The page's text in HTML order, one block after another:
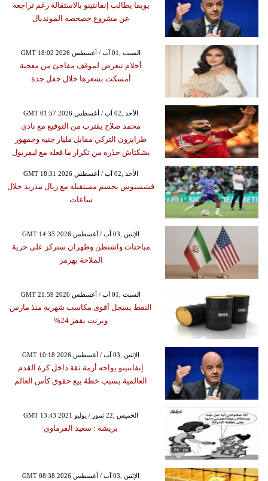
يويفا يطالب إنفانتينو بالاستقالة رغم تراجعه
عن مشروع خصخصة المونديال
GMT 18:02 2026 السبت ,01 آب / أغسطس
أحلام تتعرض لموقف مفاجئ من معجبة
أمسكت بشعرها خلال حفل جدة
GMT 01:57 2026 الأحد ,02 آب / أغسطس
محمد صلاح يقترب من التوقيع مع نادي
طرابزون التركي مقابل مليار جنيه وجمهور
بشكتاش حذَره من تكرار ما فعله مع ليفربول
GMT 18:31 2026 الأحد ,02 آب / أغسطس
فينيسيوس يحسم مستقبله مع ريال مدريد خلال
ساعات
GMT 14:35 2026 الإثنين ,03 آب / أغسطس
مباحثات واشنطن وطهران ستركز على حرية
الملاحة بهرمز
GMT 21:59 2026 السبت ,01 آب / أغسطس
النفط يسجل أقوى مكاسب شهرية منذ مارس
وبرنت يقفز 24%
GMT 10:18 2026 الإثنين ,03 آب / أغسطس
إنفانتينو يواجه أزمة ثقة داخل كرة القدم
العالمية بسبب خطة بيع حقوق كأس العالم
GMT 13:43 2021 الخميس ,22 تموز / يوليو
بريشة : سعيد الفرماوي
GMT 08:38 2026 الإثنين ,03 آب / أغسطس